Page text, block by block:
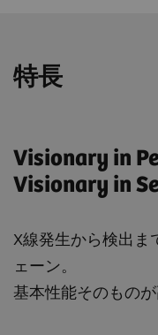
特長
Visionary in
Visionary in
X線発生から検出ま
ェーン。
基本性能そのものが